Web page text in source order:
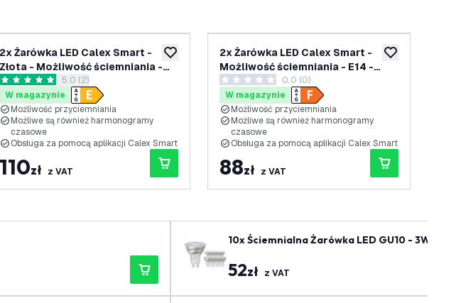
życzeń dodaj do listy życzeń
2x Żarówka LED Calex Smart -
Złota - Możliwość ściemniania -
E27 - 7W - 1800K-3000K
otwórz panel recenzji
5 Gwiazdki oceny5.0 (2)
W magazynie
Możliwość przyciemniania
Możliwe są również harmonogramy
czasowe
Obsługa za pomocą aplikacji Calex Smart
110zł z VAT
dodaj do listy
2x Żarówka LED Calex Smart -
Możliwość ściemniania - E14 -
4,9W - RGB + CCT
0 Gwiazdki oceny0.0 (0)
W magazynie
Możliwość przyciemniania
Możliwe są również harmonogramy
czasowe
Obsługa za pomocą aplikacji Calex Smart
88zł z VAT
10x Ściemnialna Żarówka LED GU10 - 3W -
52zł z VAT